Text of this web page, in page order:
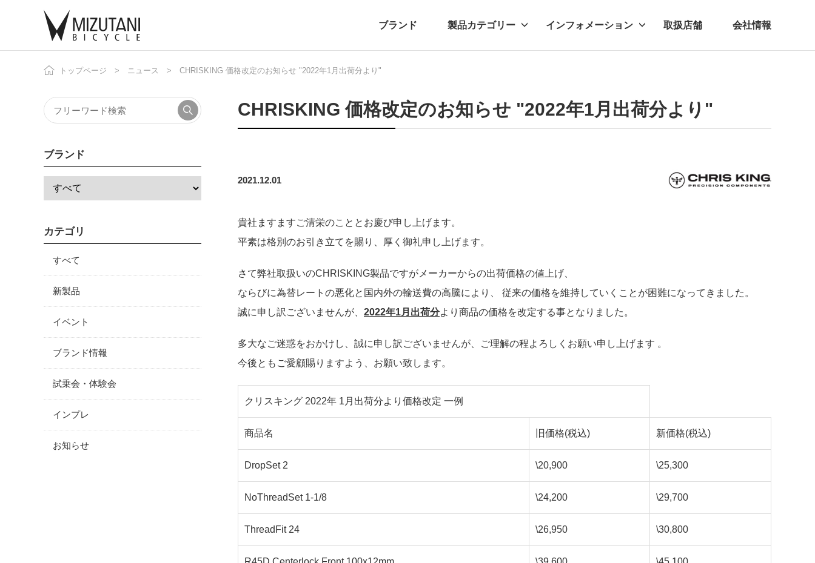
ブランド 製品カテゴリー
自転車 自転車パーツ
インフォメーション
ニュース プレスリリース
取扱店舗 会社情報
トップページ ニュース CHRISKING 価格改定のお知らせ "2022年1月出荷分より"
CHRISKING 価格改定のお知らせ "2022年1月出荷分より"
2021.12.01
貴社ますますご清栄のこととお慶び申し上げます。
平素は格別のお引き立てを賜り、厚く御礼申し上げます。
さて弊社取扱いのCHRISKING製品ですがメーカーからの出荷価格の値上げ、
ならびに為替レートの悪化と国内外の輸送費の高騰により、 従来の価格を維持していくことが困難になってきました。
誠に申し訳ございませんが、 2022年1月出荷分より商品の価格を改定する事となりました。
多大なご迷惑をおかけし、誠に申し訳ございませんが、ご理解の程よろしくお願い申し上げます 。
今後ともご愛顧賜りますよう、お願い致します。
クリスキング 2022年 1月出荷分より価格改定 一例
商品名 旧価格(税込) 新価格(税込)
DropSet 2 \20,900 \25,300
NoThreadSet 1-1/8 \24,200 \29,700
ThreadFit 24 \26,950 \30,800
ブランド
カテゴリ
すべて
新製品
イベント
ブランド情報
試乗会・体験会
インプレ
お知らせ